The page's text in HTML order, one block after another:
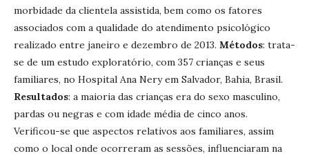
morbidade da clientela assistida, bem como os fatores
associados com a qualidade do atendimento psicológico
realizado entre janeiro e dezembro de 2013. Métodos: trata-
se de um estudo exploratório, com 357 crianças e seus
familiares, no Hospital Ana Nery em Salvador, Bahia, Brasil.
Resultados: a maioria das crianças era do sexo masculino,
pardas ou negras e com idade média de cinco anos.
Verificou-se que aspectos relativos aos familiares, assim
como o local onde ocorreram as sessões, influenciaram na